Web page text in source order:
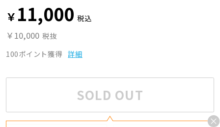
￥ 11,000 税込
￥10,000 税抜
100ポイント獲得 詳細
SOLD OUT